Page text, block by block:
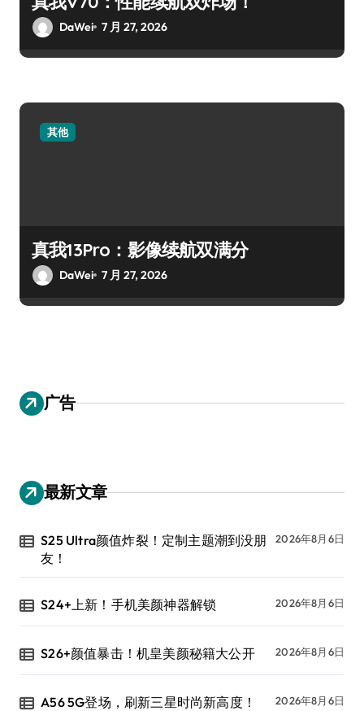
DaWei 7 月 27, 2026
其他
真我13Pro：影像续航双满分
DaWei 7 月 27, 2026
广告
最新文章
S25 Ultra颜值炸裂！定制主题潮到没朋
友！
2026年8月6日
S24+上新！手机美颜神器解锁 2026年8月6日
S26+颜值暴击！机皇美颜秘籍大公开 2026年8月6日
A56 5G登场，刷新三星时尚新高度！ 2026年8月6日